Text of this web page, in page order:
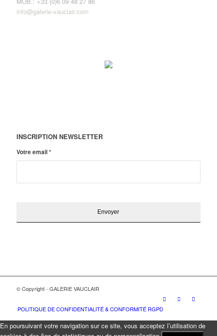
info@galerie-vauclair.com
INSCRIPTION NEWSLETTER
Votre email*
© Copyright - GALERIE VAUCLAIR
POLITIQUE DE CONFIDENTIALITÉ & CONFORMITÉ RGPD
En poursuivant votre navigation sur ce site, vous acceptez l’utilisation de